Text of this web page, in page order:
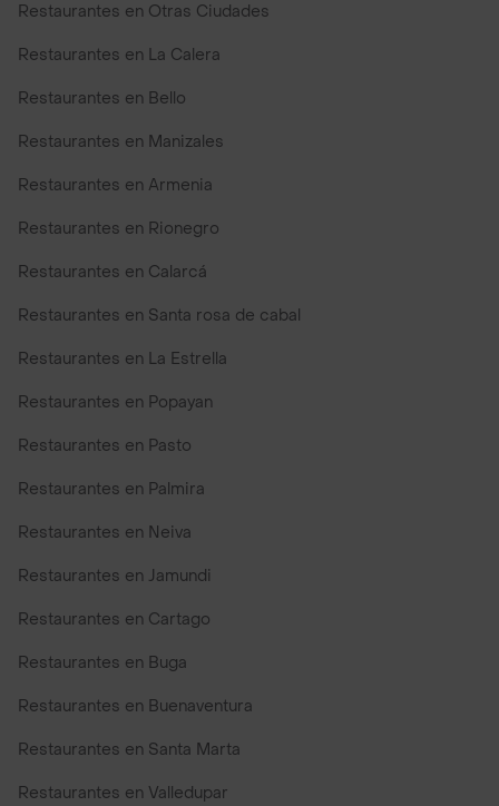
Restaurantes en Otras Ciudades
Restaurantes en La Calera
Restaurantes en Bello
Restaurantes en Manizales
Restaurantes en Armenia
Restaurantes en Rionegro
Restaurantes en Calarcá
Restaurantes en Santa rosa de cabal
Restaurantes en La Estrella
Restaurantes en Popayan
Restaurantes en Pasto
Restaurantes en Palmira
Restaurantes en Neiva
Restaurantes en Jamundi
Restaurantes en Cartago
Restaurantes en Buga
Restaurantes en Buenaventura
Restaurantes en Santa Marta
Restaurantes en Valledupar